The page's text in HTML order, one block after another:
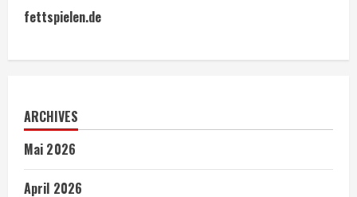
fettspielen.de
ARCHIVES
Mai 2026
April 2026